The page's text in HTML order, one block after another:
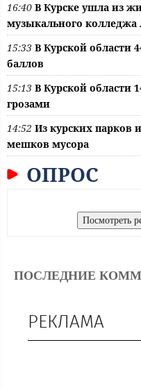
16:40 В Курске ушла из
музыкального
15:33 В Курской области
баллов
15:13 В Курской области
грозами
14:52 Из курских парков
мешков мусора
ОПРОС
ПОСЛЕДНИЕ
РЕКЛАМА